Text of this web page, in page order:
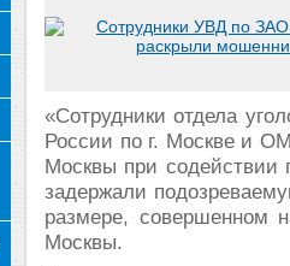
«Сотрудники отдела
России по г. Москве и
Москвы при содействии
задержали
размере, совершенном
Москвы.